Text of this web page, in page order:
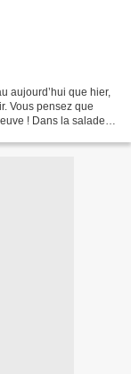
aujourd’hui que hier,
Vous pensez que
! Dans la salade